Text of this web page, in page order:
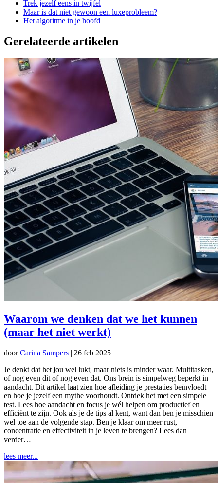
Trek jezelf eens in twijfel
Maar is dat niet gewoon een luxeprobleem?
Het algoritme in je hoofd
Gerelateerde artikelen
Waarom we denken dat we het kunnen
(maar het niet werkt)
doorCarina Sampers | 26 feb 2025
Je denkt dat het jou wel lukt, maar niets is minder waar. Multitasken,
of nog even dit of nog even dat. Ons brein is simpelweg beperkt in
aandacht. Dit artikel laat zien hoe afleiding je prestaties beïnvloedt
en hoe je jezelf een mythe voorhoudt. Ontdek het met een simpele
test. Lees hoe aandacht en focus je wél helpen om productief en
efficiënt te zijn. Ook als je de tips al kent, want dan ben je misschien
wel toe aan de volgende stap. Ben je klaar om meer rust,
concentratie en effectiviteit in je leven te brengen? Lees dan
verder…
lees meer...